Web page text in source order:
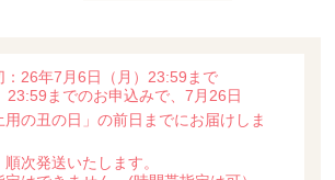
：26年7月6日（月）23:59まで
23:59までのお申込みで、7月26日
用の丑の日」の前日までにお届けしま
次発送いたします。